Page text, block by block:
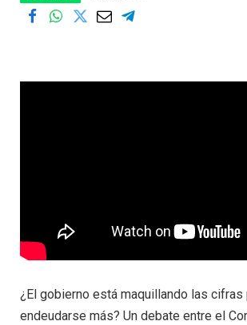
¿El gobierno está maquillando las cifras
endeudarse más? Un debate entre el